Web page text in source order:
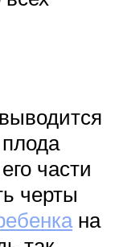
части
черты
на